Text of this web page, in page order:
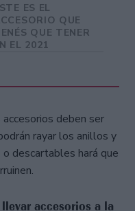
ES EL
QUE
QUE TENER
EL 2021
deben ser
rayar los anillos y
descartables hará que
accesorios a la